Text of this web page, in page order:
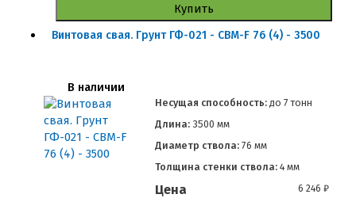
Купить
Винтовая свая. Грунт ГФ-021 - СВМ-F 76 (4) - 3500
В наличии
Несущая способность: до 7 тонн
Длина:3500 мм
Диаметр ствола:76 мм
Толщина стенки ствола:4 мм
Цена 6 246₽